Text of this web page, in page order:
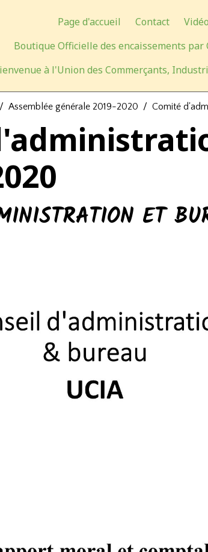
Page d'accueil Contact
Boutique Officielle des encaissements par
à l'Union des Commerçants,
Assemblée générale 2019-2020 Comité
ET